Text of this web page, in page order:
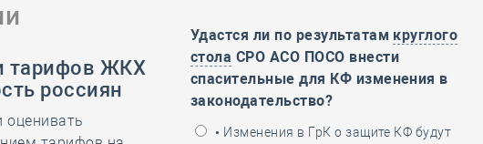
ноября
День полного освобождения Ленинграда от фашистской
мая-День Весны и Труда
мая -День Победы!
мая-День пограничника
тарифов ЖКХ
россиян
оценивать
Удастся ли по результатам круглого
стола СРО АСО ПОСО внести
спасительные для КФ изменения в
законодательство?
• Изменения в ГрК о защите КФ будут